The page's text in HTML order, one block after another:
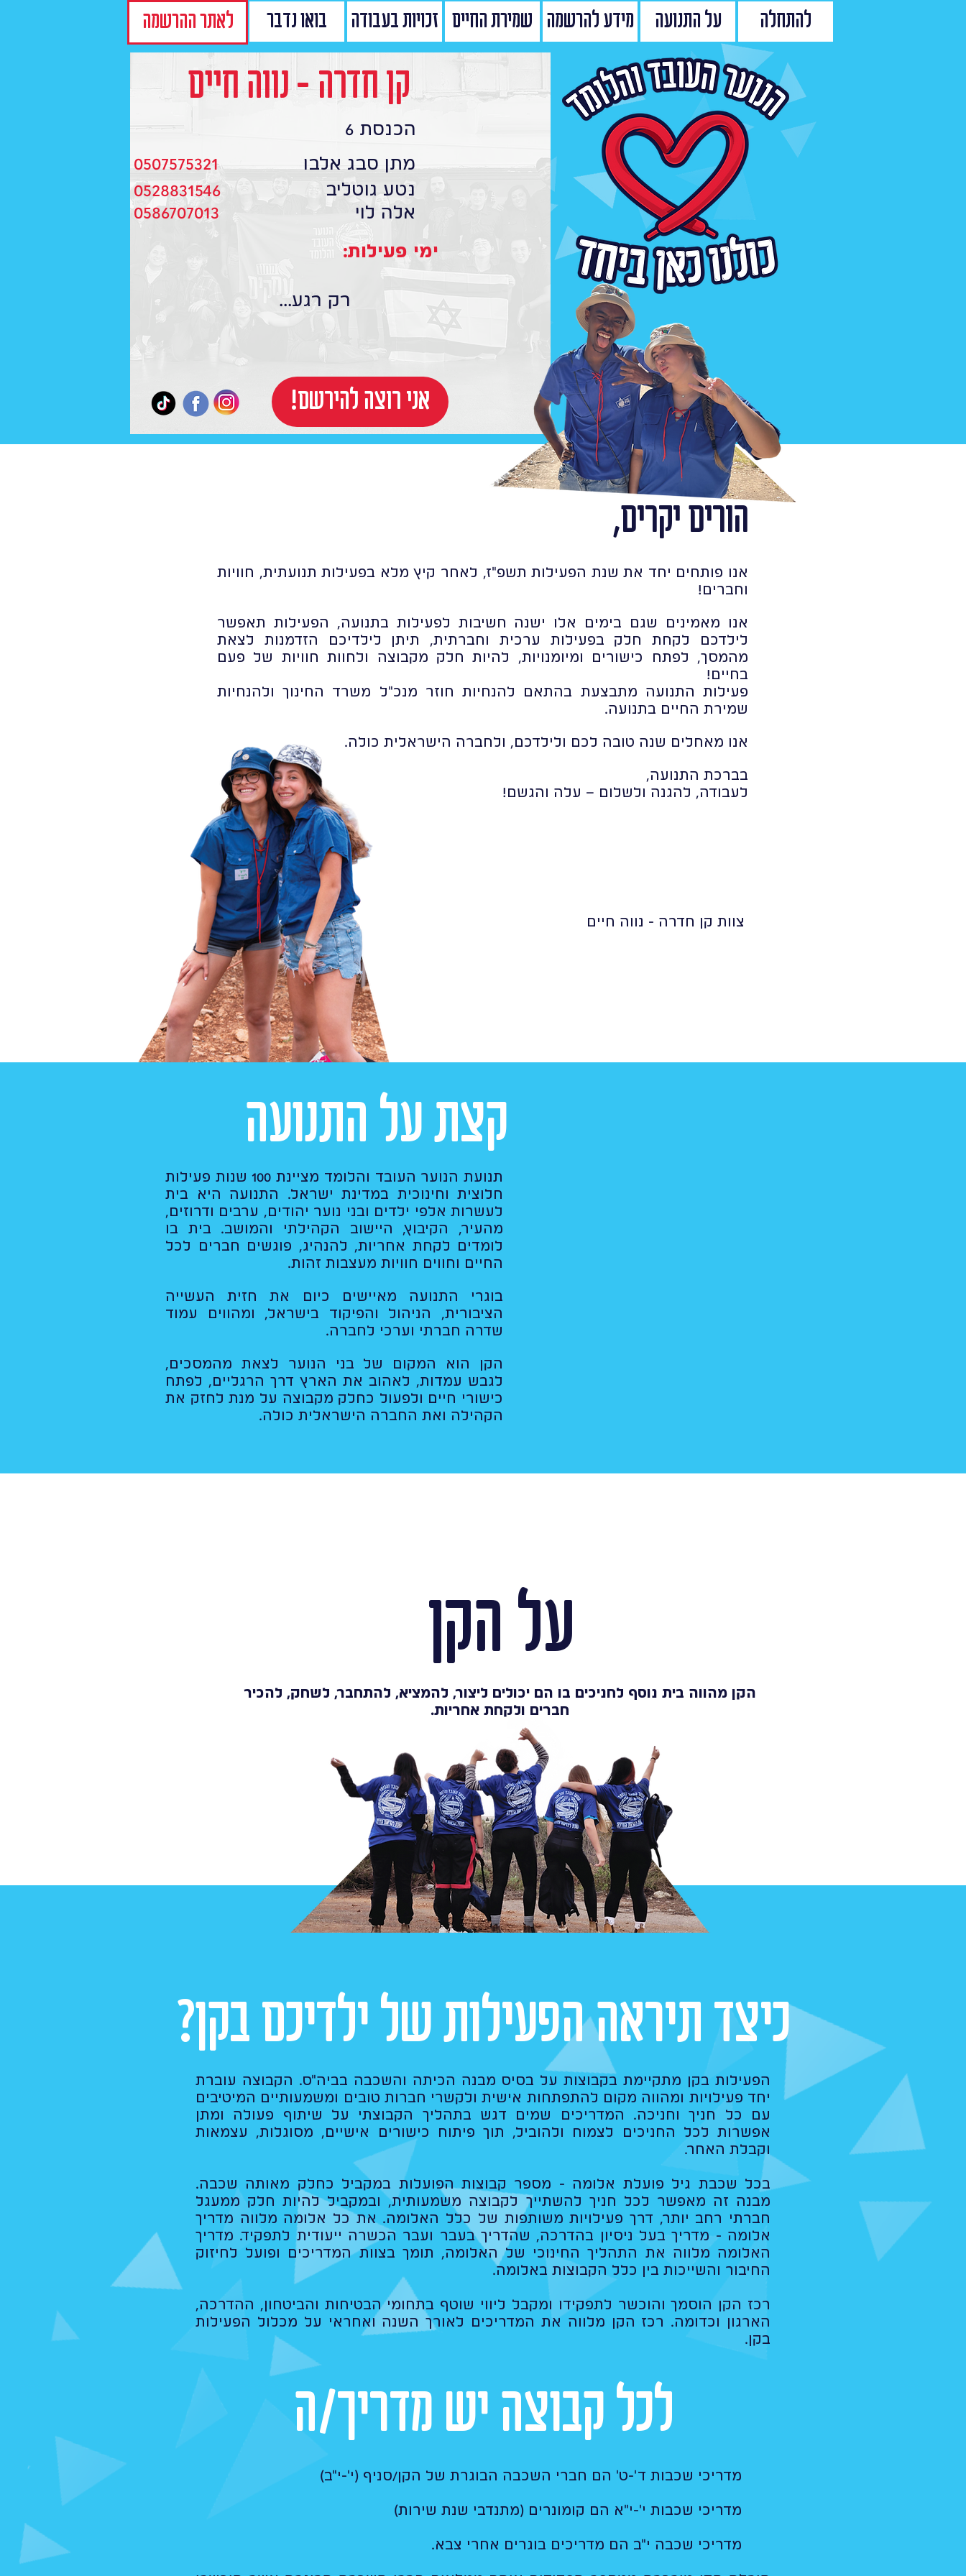
בואו נדבר לאתר ההרשמה זכויות בעבודה שמירת החיים מידע להרשמה על התנועה להתחלה
קן חדרה - נווה חיים
ימי פעילות:
רק רגע...
!אני רוצה להירשם
הכנסת 6
0507575321
מתן סבג אלבו
0528831546
0586707013
נטע גוטליב
אלה לוי
צוות קן חדרה - נווה חיים
אנו פותחים יחד את שנת הפעילות תשפ"ז, לאחר קיץ מלא בפעילות תנועתית, חוויות
וחברים!
אנו מאמינים שגם בימים אלו ישנה חשיבות לפעילות בתנועה, הפעילות תאפשר
לילדכם לקחת חלק בפעילות ערכית וחברתית, תיתן לילדיכם הזדמנות לצאת
מהמסך, לפתח כישורים ומיומנויות, להיות חלק מקבוצה ולחוות חוויות של פעם
בחיים!
פעילות התנועה מתבצעת בהתאם להנחיות חוזר מנכ"ל משרד החינוך ולהנחיות
שמירת החיים בתנועה.
אנו מאחלים שנה טובה לכם ולילדכם, ולחברה הישראלית כולה.
בברכת התנועה,
לעבודה, להגנה ולשלום – עלה והגשם!
הורים יקרים,
קצת על התנועה
תנועת הנוער העובד והלומד מציינת 100 שנות פעילות
חלוצית וחינוכית במדינת ישראל. התנועה היא בית
לעשרות אלפי ילדים ובני נוער יהודים, ערבים ודרוזים,
מהעיר, הקיבוץ, היישוב הקהילתי והמושב. בית בו
לומדים לקחת אחריות, להנהיג, פוגשים חברים לכל
החיים וחווים חוויות מעצבות זהות.
בוגרי התנועה מאיישים כיום את חזית העשייה
הציבורית, הניהול והפיקוד בישראל, ומהווים עמוד
שדרה חברתי וערכי לחברה.
הקן הוא המקום של בני הנוער לצאת מהמסכים,
לגבש עמדות, לאהוב את הארץ דרך הרגליים, לפתח
כישורי חיים ולפעול כחלק מקבוצה על מנת לחזק את
הקהילה ואת החברה הישראלית כולה.
על הקן
הקן מהווה בית נוסף לחניכים בו הם יכולים ליצור, להמציא, להתחבר, לשחק, להכיר
חברים ולקחת אחריות.
כיצד תיראה הפעילות של ילדיכם בקן?
הפעילות בקן מתקיימת בקבוצות על בסיס מבנה הכיתה והשכבה בביה"ס. הקבוצה עוברת
יחד פעילויות ומהווה מקום להתפתחות אישית ולקשרי חברות טובים ומשמעותיים המיטיבים
עם כל חניך וחניכה. המדריכים שמים דגש בתהליך הקבוצתי על שיתוף פעולה ומתן
אפשרות לכל החניכים לצמוח ולהוביל, תוך פיתוח כישורים אישיים, מסוגלות, עצמאות
וקבלת האחר.
בכל שכבת גיל פועלת אלומה - מספר קבוצות הפועלות במקביל כחלק מאותה שכבה.
מבנה זה מאפשר לכל חניך להשתייך לקבוצה משמעותית, ובמקביל להיות חלק ממעגל
חברתי רחב יותר, דרך פעילויות משותפות של כלל האלומה. את כל אלומה מלווה מדריך
אלומה - מדריך בעל ניסיון בהדרכה, שהדריך בעבר ועבר הכשרה ייעודית לתפקיד. מדריך
האלומה מלווה את התהליך החינוכי של האלומה, תומך בצוות המדריכים ופועל לחיזוק
החיבור והשייכות בין כלל הקבוצות באלומה.​
רכז הקן הוסמך והוכשר לתפקידו ומקבל ליווי שוטף בתחומי הבטיחות והביטחון, ההדרכה,
הארגון וכדומה. רכז הקן מלווה את המדריכים לאורך השנה ואחראי על מכלול הפעילות
בקן.
לכל קבוצה יש מדריך/ה
מדריכי שכבות ד'-ט' הם חברי השכבה הבוגרת של הקן/סניף (י'-י"ב)
מדריכי שכבות י'-י"א הם קומונרים (מתנדבי שנת שירות)
מדריכי שכבה י"ב הם מדריכים בוגרים אחרי צבא.